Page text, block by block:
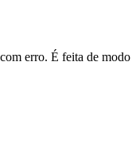
erro. É feita de